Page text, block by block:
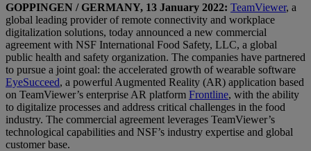
GOPPINGEN / GERMANY, 13 January 2022: TeamViewer, a
global leading provider of remote connectivity and workplace
digitalization solutions, today announced a new commercial
agreement with NSF International Food Safety, LLC, a global
public health and safety organization. The companies have partnered
to pursue a joint goal: the accelerated growth of wearable software
EyeSucceed, a powerful Augmented Reality (AR) application based
on TeamViewer’s enterprise AR platform Frontline, with the ability
to digitalize processes and address critical challenges in the food
industry. The commercial agreement leverages TeamViewer’s
technological capabilities and NSF’s industry expertise and global
customer base.